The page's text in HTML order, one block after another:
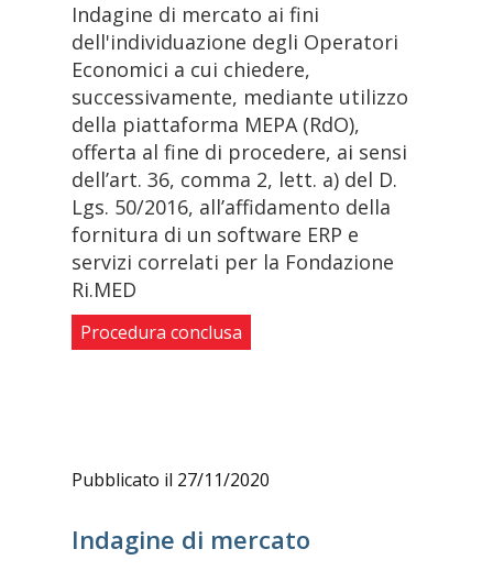
Indagine di mercato ai fini
dell'individuazione degli Operatori
Economici a cui chiedere,
successivamente, mediante utilizzo
della piattaforma MEPA (RdO),
offerta al fine di procedere, ai sensi
dell’art. 36, comma 2, lett. a) del D.
Lgs. 50/2016, all’affidamento della
fornitura di un software ERP e
servizi correlati per la Fondazione
Ri.MED
Procedura conclusa
Pubblicato il 27/11/2020
Indagine di mercato